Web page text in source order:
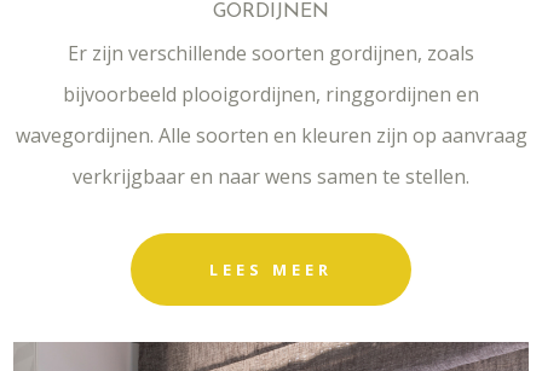
GORDIJNEN
Er zijn verschillende soorten gordijnen, zoals
bijvoorbeeld plooigordijnen, ringgordijnen en
wavegordijnen. Alle soorten en kleuren zijn op aanvraag
verkrijgbaar en naar wens samen te stellen.
LEES MEER